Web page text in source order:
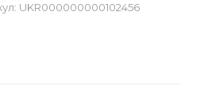
UKR000000000102456